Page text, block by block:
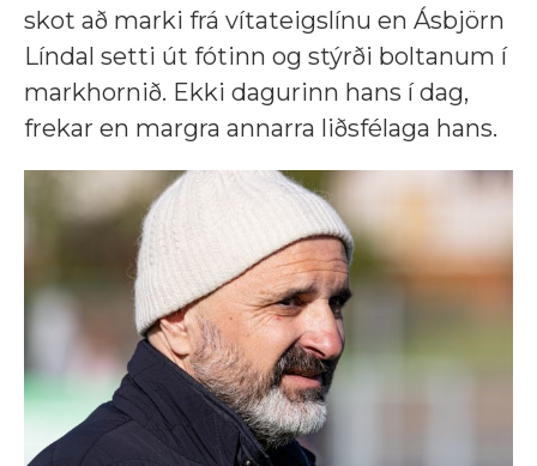
skot að marki frá vítateigslínu en Ásbjörn
Líndal setti út fótinn og stýrði boltanum í
markhornið. Ekki dagurinn hans í dag,
frekar en margra annarra liðsfélaga hans.